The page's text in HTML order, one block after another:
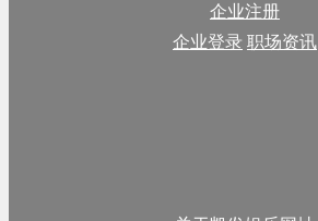
企业注册
企业登录 职场资讯